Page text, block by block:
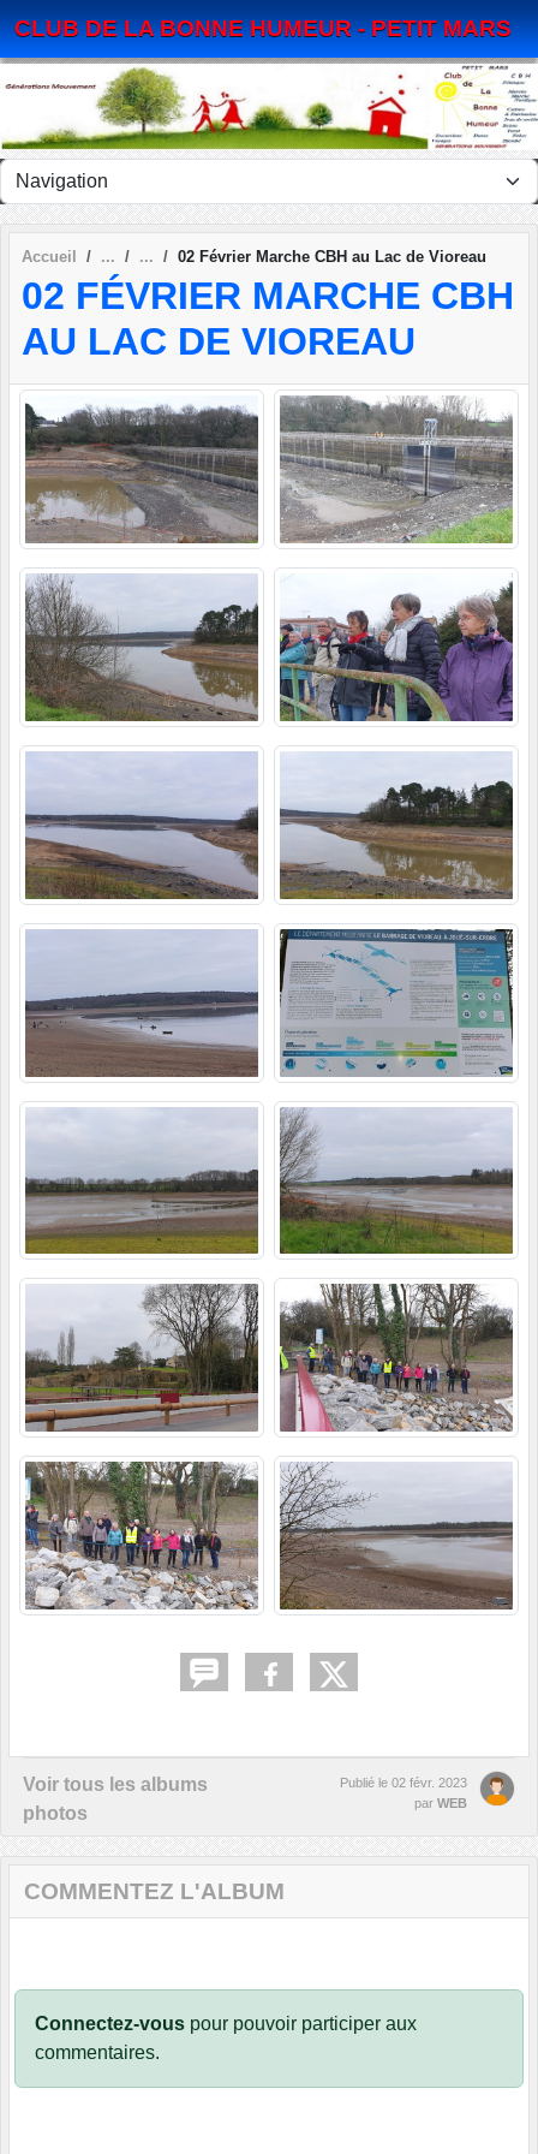
CLUB DE LA BONNE HUMEUR - PETIT MARS
Accueil 02 Février Marche CBH au Lac de Vioreau
02 FÉVRIER MARCHE CBH
AU LAC DE VIOREAU
Voir tous les albums
photos
Publié le 02 févr. 2023
par WEB
COMMENTEZ L'ALBUM
Connectez-vous pour pouvoir participer aux
commentaires.